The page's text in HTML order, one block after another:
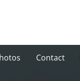
Contact